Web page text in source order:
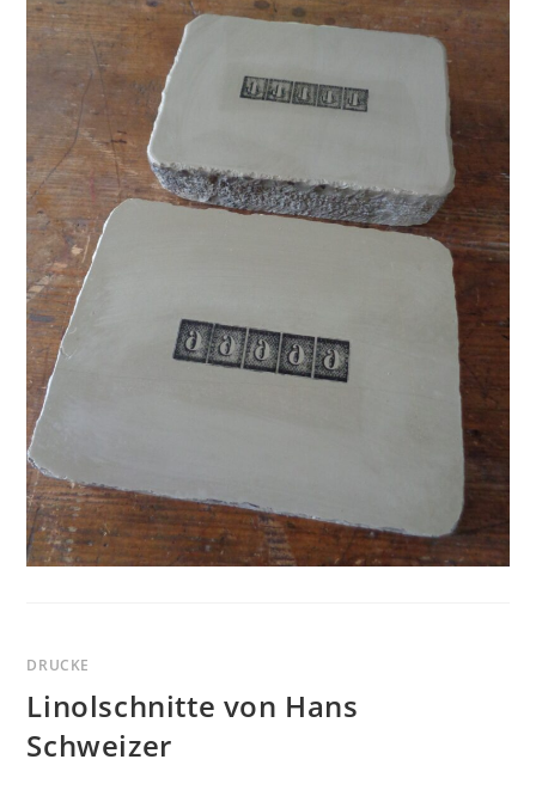
DRUCKE
Linolschnitte von Hans
Schweizer